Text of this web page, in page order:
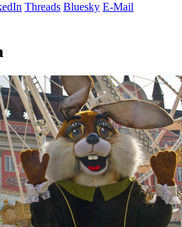
Threads Bluesky E-Mail